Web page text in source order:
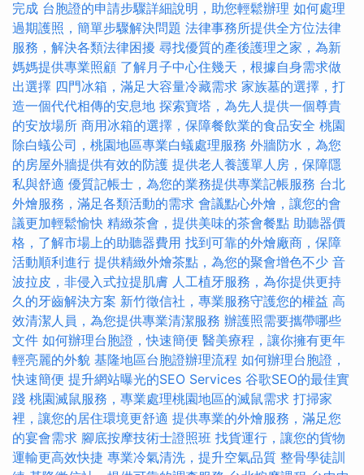
完成 台胞證的申請步驟詳細說明，助您輕鬆辦理 如何處理
過期護照，簡單步驟解決問題 法律事務所提供全方位法律
服務，解決各類法律困擾 尋找優質的產後護理之家，為新
媽媽提供專業照顧 了解月子中心住幾天，根據自身需求做
出選擇 四門冰箱，滿足大容量冷藏需求 家族墓的選擇，打
造一個代代相傳的安息地 探索寶塔，為先人提供一個尊貴
的安放場所 商用冰箱的選擇，保障餐飲業的食品安全 桃園
除白蟻公司，桃園地區專業白蟻處理服務 外牆防水，為您
的房屋外牆提供有效的防護 提供老人養護單人房，保障隱
私與舒適 優質記帳士，為您的業務提供專業記帳服務 台北
外燴服務，滿足各類活動的需求 會議點心外燴，讓您的會
議更加輕鬆愉快 精緻茶會，提供美味的茶會餐點 助聽器價
格，了解市場上的助聽器費用 找到可靠的外燴廠商，保障
活動順利進行 提供精緻外燴茶點，為您的聚會增色不少 音
波拉皮，非侵入式拉提肌膚 人工植牙服務，為你提供更持
久的牙齒解決方案 新竹徵信社，專業服務守護您的權益 高
效清潔人員，為您提供專業清潔服務 辦護照需要攜帶哪些
文件 如何辦理台胞證，快速簡便 醫美療程，讓你擁有更年
輕亮麗的外貌 基隆地區台胞證辦理流程 如何辦理台胞證，
快速簡便 提升網站曝光的SEO Services 谷歌SEO的最佳實
踐 桃園滅鼠服務，專業處理桃園地區的滅鼠需求 打掃家
裡，讓您的居住環境更舒適 提供專業的外燴服務，滿足您
的宴會需求 腳底按摩技術士證照班 找貨運行，讓您的貨物
運輸更高效快捷 專業冷氣清洗，提升空氣品質 整骨學徒訓